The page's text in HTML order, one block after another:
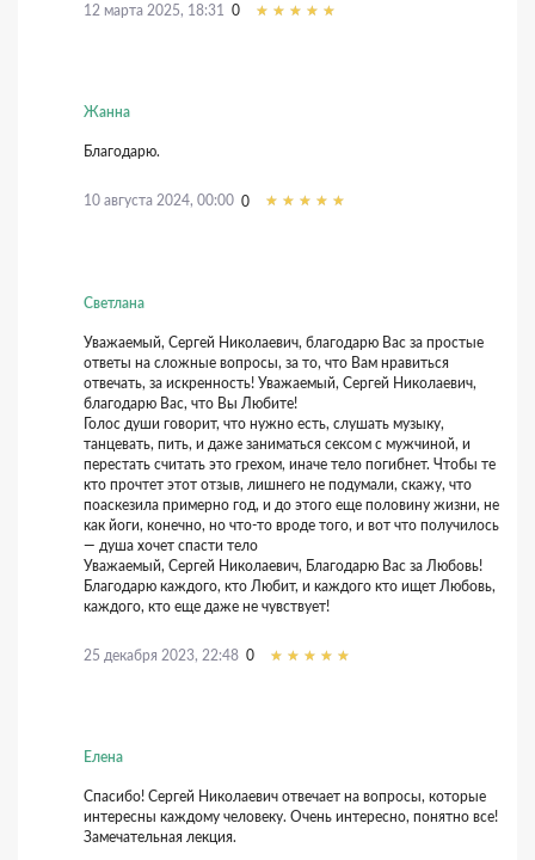
12 марта 2025, 18:31 0
Жанна
Благодарю.
10 августа 2024, 00:00 0
Светлана
Уважаемый, Сергей Николаевич, благодарю Вас за простые
ответы на сложные вопросы, за то, что Вам нравиться
отвечать, за искренность! Уважаемый, Сергей Николаевич,
благодарю Вас, что Вы Любите!
Голос души говорит, что нужно есть, слушать музыку,
танцевать, пить, и даже заниматься сексом с мужчиной, и
перестать считать это грехом, иначе тело погибнет. Чтобы те
кто прочтет этот отзыв, лишнего не подумали, скажу, что
поаскезила примерно год, и до этого еще половину жизни, не
как йоги, конечно, но что-то вроде того, и вот что получилось
— душа хочет спасти тело
Уважаемый, Сергей Николаевич, Благодарю Вас за Любовь!
Благодарю каждого, кто Любит, и каждого кто ищет Любовь,
каждого, кто еще даже не чувствует!
25 декабря 2023, 22:48 0
Елена
Спасибо! Сергей Николаевич отвечает на вопросы, которые
интересны каждому человеку. Очень интересно, понятно все!
Замечательная лекция.